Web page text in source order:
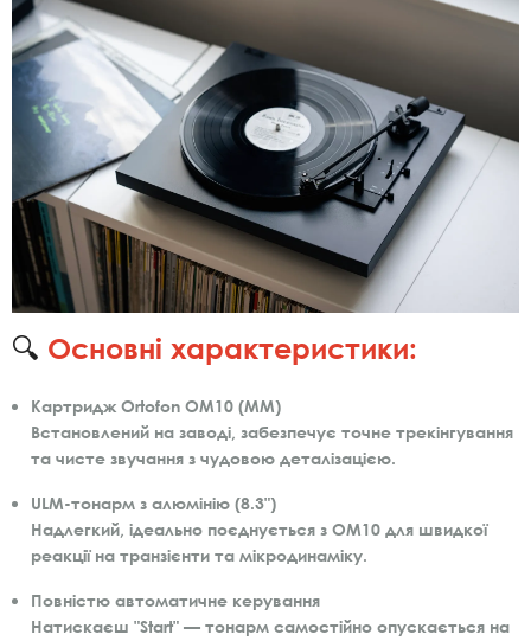
🔍 Основні характеристики:
Картридж Ortofon OM10 (MM)
Встановлений на заводі, забезпечує точне трекінгування
та чисте звучання з чудовою деталізацією.
ULM-тонарм з алюмінію (8.3")
Надлегкий, ідеально поєднується з OM10 для швидкої
реакції на транзієнти та мікродинаміку.
Повністю автоматичне керування
Натискаєш "Start" — тонарм самостійно опускається на